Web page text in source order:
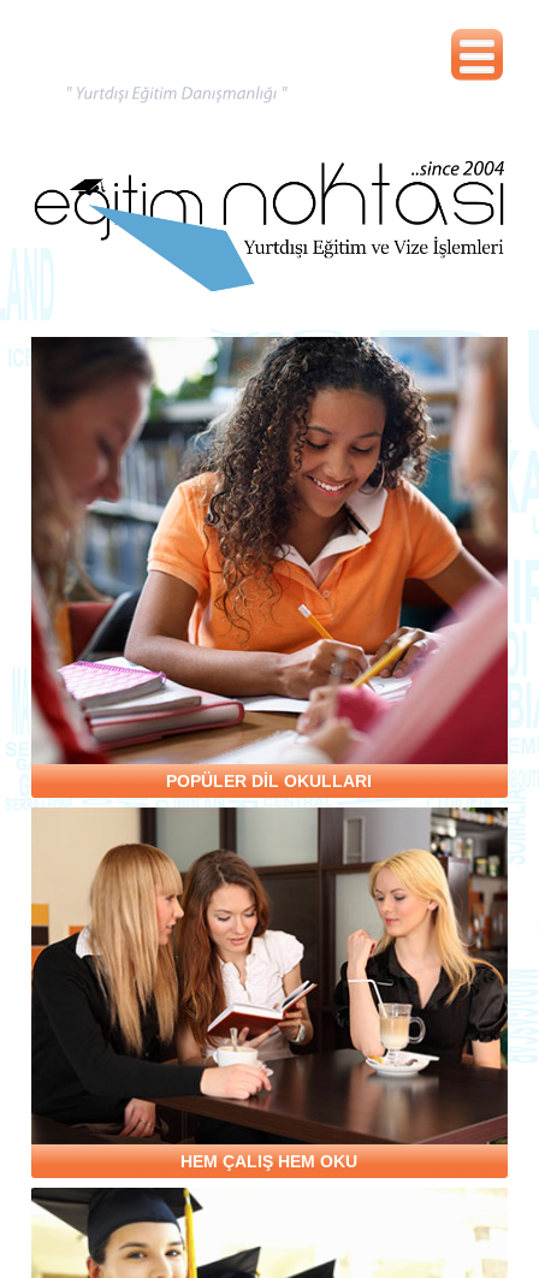
POPÜLER DİL OKULLARI
HEM ÇALIŞ HEM OKU